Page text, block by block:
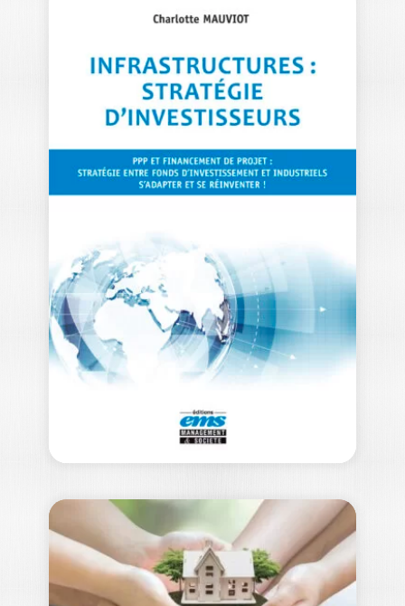
FINANCEMENT DE
PROJET ET
PARTENARIATS
MICHEL LYONNET DU MOUTIER
CLÉMENT FOURCHY|
CHARLOTTE MAUVIOT
Ouvrage labellisé FNEGE (2024),
catégorie "Manuel de l’Enseignement
Supérieur" La 3e édition de…
52,00